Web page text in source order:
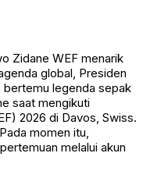
Zidane WEF menarik
global, Presiden
bertemu legenda sepak
saat mengikuti
2026 di Davos, Swiss.
momen itu,
melalui akun